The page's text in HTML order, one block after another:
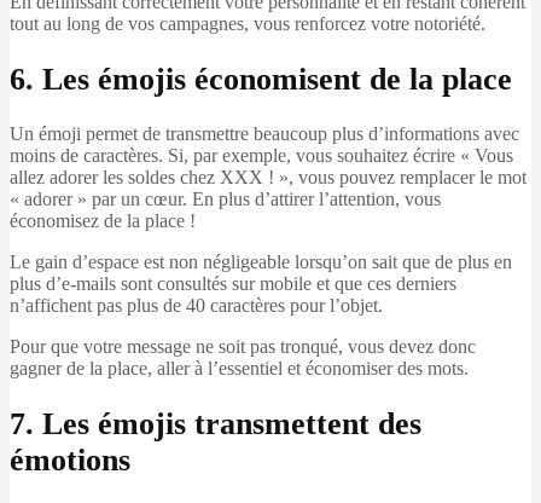
tout au long de vos campagnes, vous renforcez votre notoriété.
6. Les émojis économisent de la place
Un émoji permet de transmettre beaucoup plus d’informations avec
moins de caractères. Si, par exemple, vous souhaitez écrire « Vous
allez adorer les soldes chez XXX ! », vous pouvez remplacer le mot
« adorer » par un cœur. En plus d’attirer l’attention, vous
économisez de la place !
Le gain d’espace est non négligeable lorsqu’on sait que de plus en
plus d’e-mails sont consultés sur mobile et que ces derniers
n’affichent pas plus de 40 caractères pour l’objet.
Pour que votre message ne soit pas tronqué, vous devez donc
gagner de la place, aller à l’essentiel et économiser des mots.
7. Les émojis transmettent des
émotions